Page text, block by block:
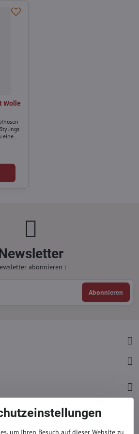
Wolle
einem
einer
abonnieren :
Abonnieren
um Ihren Besuch auf dieser Website zu